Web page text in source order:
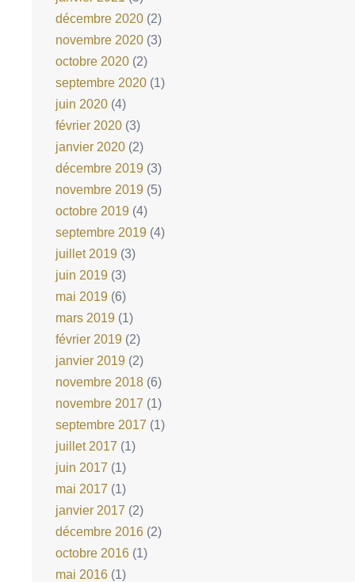
décembre 2020 (2)
novembre 2020 (3)
octobre 2020 (2)
septembre 2020 (1)
juin 2020 (4)
février 2020 (3)
janvier 2020 (2)
décembre 2019 (3)
novembre 2019 (5)
octobre 2019 (4)
septembre 2019 (4)
juillet 2019 (3)
juin 2019 (3)
mai 2019 (6)
mars 2019 (1)
février 2019 (2)
janvier 2019 (2)
novembre 2018 (6)
novembre 2017 (1)
septembre 2017 (1)
juillet 2017 (1)
juin 2017 (1)
mai 2017 (1)
janvier 2017 (2)
décembre 2016 (2)
octobre 2016 (1)
mai 2016 (1)